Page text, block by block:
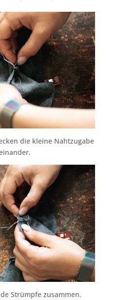
die kleine Nahtzugabe
Strümpfe zusammen.